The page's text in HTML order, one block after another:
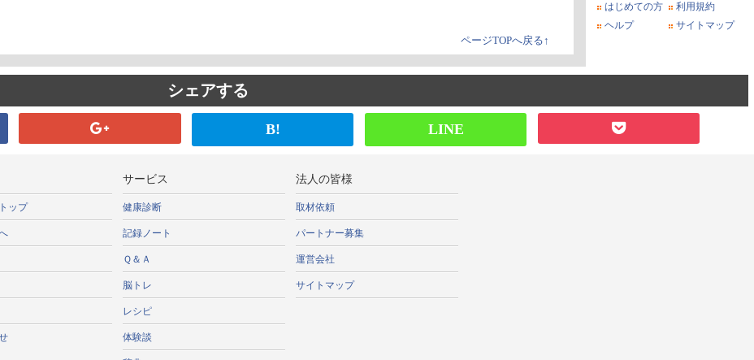
ページTOPへ戻る↑
はじめての方
利用規約
ヘルプ
サイトマップ
シェアする
B! LINE
ップ
サービス
健康診断
記録ノート
Ｑ＆Ａ
脳トレ
レシピ
体験談
法人の皆様
取材依頼
パートナー募集
運営会社
サイトマップ